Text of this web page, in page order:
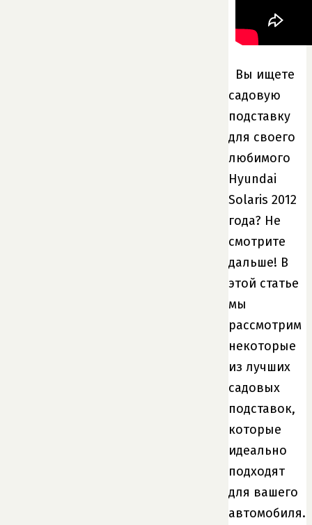
Вы ищете
садовую
подставку
для своего
любимого
Hyundai
Solaris 2012
года? Не
смотрите
дальше! В
этой статье
мы
рассмотрим
некоторые
из лучших
садовых
подставок,
которые
идеально
подходят
для вашего
автомобиля.